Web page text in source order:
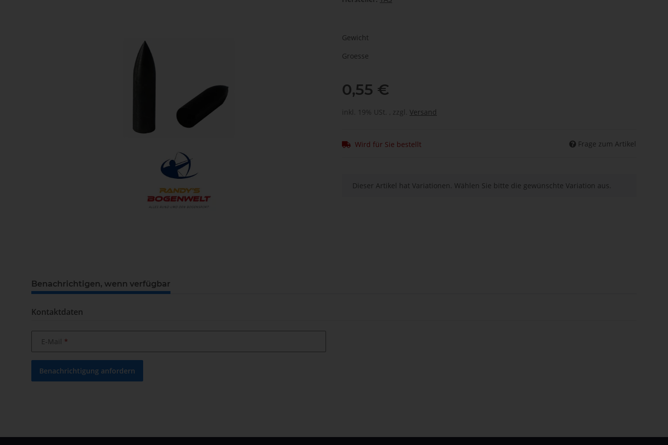
Gewicht
Groesse
0,55 €
inkl. 19% USt. , zzgl. Versand
Wird für Sie bestellt Frage zum Artikel
xDieser Artikel hat Variationen. Wählen Sie bitte die gewünschte Variation aus.
weitere Registerkarten anzeigen
Benachrichtigen, wenn verfügbar
Kontaktdaten
E-Mail
Benachrichtigung anfordern